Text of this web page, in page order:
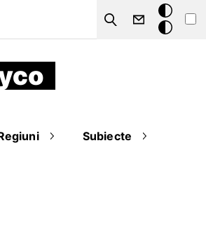
Search
Modul
întunecat
Subiecte